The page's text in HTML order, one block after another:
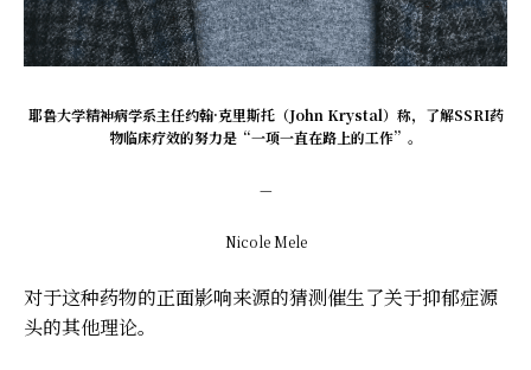
耶鲁大学精神病学系主任约翰·克里斯托（John Krystal）称，了解SSRI药
物临床疗效的努力是“一项一直在路上的工作”。
—
Nicole Mele
对于这种药物的正面影响来源的猜测催生了关于抑郁症源
头的其他理论。